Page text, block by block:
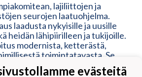
lajiliittojen ja
seurojen laatuohjelma.
laadusta nykyisille ja uusille
heidän lähipiirilleen ja tukijoille.
modernista, ketterästä,
toimintatavasta. Se
tarpeisiin, mutta myös
evästeitä